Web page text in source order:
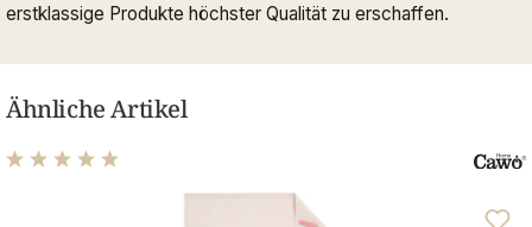
erstklassige Produkte höchster Qualität zu erschaffen.
Ähnliche Artikel
Durchschnittliche Bewertung von 5 von 5 Sternen